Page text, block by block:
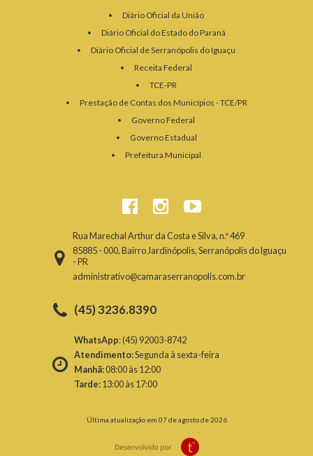
Diário Oficial da União
Diário Oficial do Estado do Paraná
Diário Oficial de Serranópolis do Iguaçu
Receita Federal
TCE-PR
Prestação de Contas dos Municípios - TCE/PR
Governo Federal
Governo Estadual
Prefeitura Municipal
Rua Marechal Arthur da Costa e Silva, n.º 469
85885 - 000, Bairro Jardinópolis, Serranópolis do Iguaçu
- PR
administrativo@camaraserranopolis.com.br
(45) 3236.8390
WhatsApp: (45) 92003-8742
Atendimento:Segunda à sexta-feira
Manhã:08:00 às 12:00
Tarde:13:00 às 17:00
Última atualização em 07 de agosto de 2026